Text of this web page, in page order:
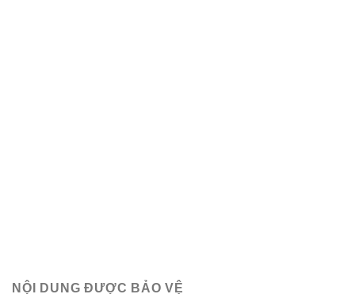
NỘI DUNG ĐƯỢC BẢO VỆ